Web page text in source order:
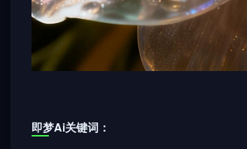
即梦Ai关键词：